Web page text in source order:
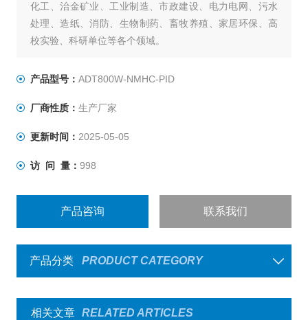
化工、治金矿业、工业制造、市政建设、电力电网、污水
处理、造纸、消防、生物制药、畜牧养殖、家居环保、高
校实验、科研单位等各个领域。
产品型号： ADT800W-NMHC-PID
厂商性质： 生产厂家
更新时间： 2025-05-05
访 问 量： 998
产品咨询 联系我们
产品分类 PRODUCT CATEGORY
相关文章 RELATED ARTICLES